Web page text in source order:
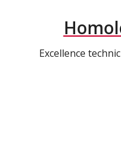
Excellence